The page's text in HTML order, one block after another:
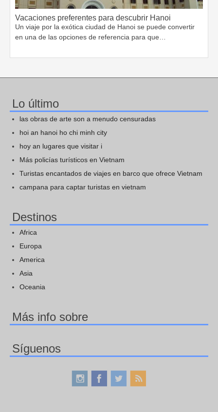
Vacaciones preferentes para descubrir Hanoi
Un viaje por la exótica ciudad de Hanoi se puede convertir
en una de las opciones de referencia para que…
Lo último
las obras de arte son a menudo censuradas
hoi an hanoi ho chi minh city
hoy an lugares que visitar i
Más policías turísticos en Vietnam
Turistas encantados de viajes en barco que ofrece Vietnam
campana para captar turistas en vietnam
Destinos
Africa
Europa
America
Asia
Oceania
Más info sobre
Síguenos